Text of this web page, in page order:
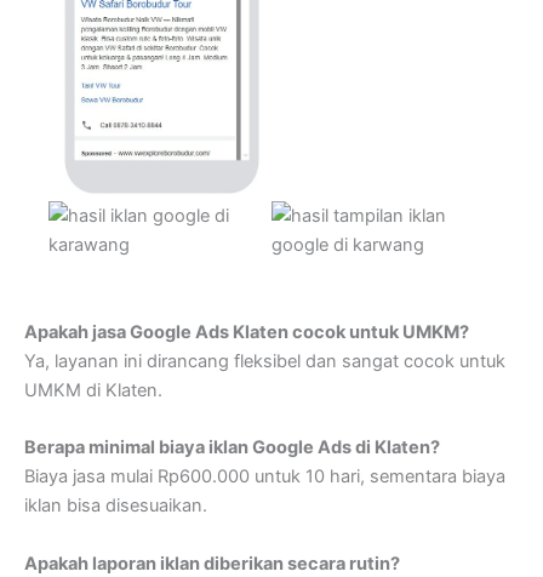
Apakah jasa Google Ads Klaten cocok untuk UMKM?
Ya, layanan ini dirancang fleksibel dan sangat cocok untuk
UMKM di Klaten.
Berapa minimal biaya iklan Google Ads di Klaten?
Biaya jasa mulai Rp600.000 untuk 10 hari, sementara biaya
iklan bisa disesuaikan.
Apakah laporan iklan diberikan secara rutin?